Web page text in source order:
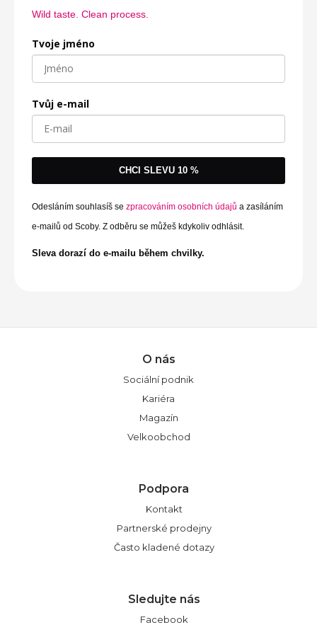
Wild taste. Clean process.
Tvoje jméno
Tvůj e-mail
CHCI SLEVU 10 %
Odesláním souhlasíš se zpracováním osobních údajů a zasíláním
e-mailů od Scoby. Z odběru se můžeš kdykoliv odhlásit.
Sleva dorazí do e-mailu během chvilky.
O nás
Sociální podnik
Kariéra
Magazín
Velkoobchod
Podpora
Kontakt
Partnerské prodejny
Často kladené dotazy
Sledujte nás
Facebook